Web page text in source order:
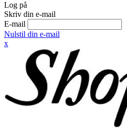
Log på
Skriv din e-mail
E-mail
Nulstil din e-mail
x